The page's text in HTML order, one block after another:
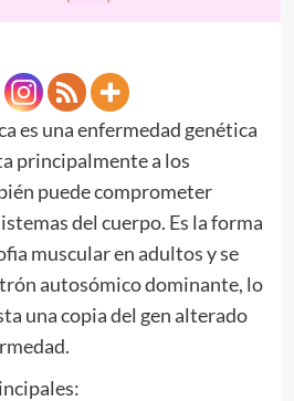
es una enfermedad genética
principalmente a los
puede comprometer
del cuerpo. Es la forma
muscular en adultos y se
autosómico dominante, lo
una copia del gen alterado